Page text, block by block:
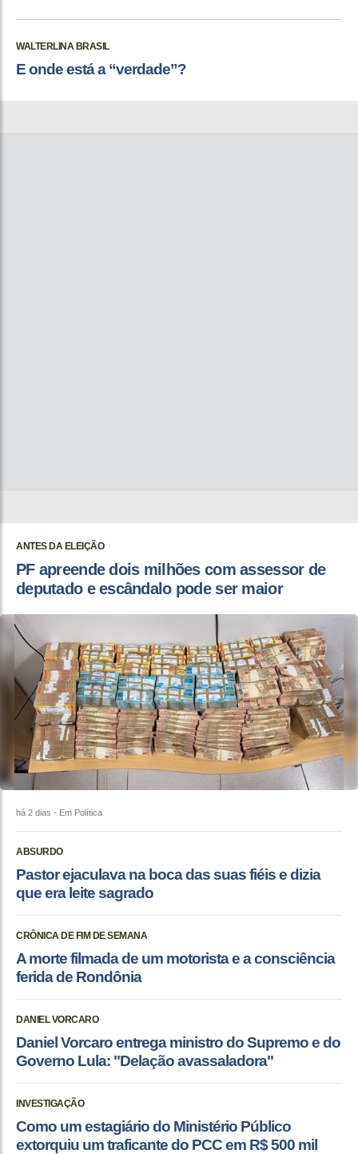
WALTERLINA BRASIL
E onde está a “verdade”?
ANTES DA ELEIÇÃO
PF apreende dois milhões com assessor de
deputado e escândalo pode ser maior
há 2 dias - Em Política
ABSURDO
Pastor ejaculava na boca das suas fiéis e dizia
que era leite sagrado
CRÔNICA DE FIM DE SEMANA
A morte filmada de um motorista e a consciência
ferida de Rondônia
DANIEL VORCARO
Daniel Vorcaro entrega ministro do Supremo e do
Governo Lula: "Delação avassaladora"
INVESTIGAÇÃO
Como um estagiário do Ministério Público
extorquiu um traficante do PCC em R$ 500 mil